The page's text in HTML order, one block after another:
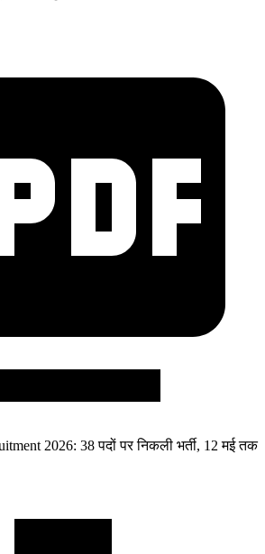
2026: 38 पदों पर निकली भर्ती, 12 मई तक